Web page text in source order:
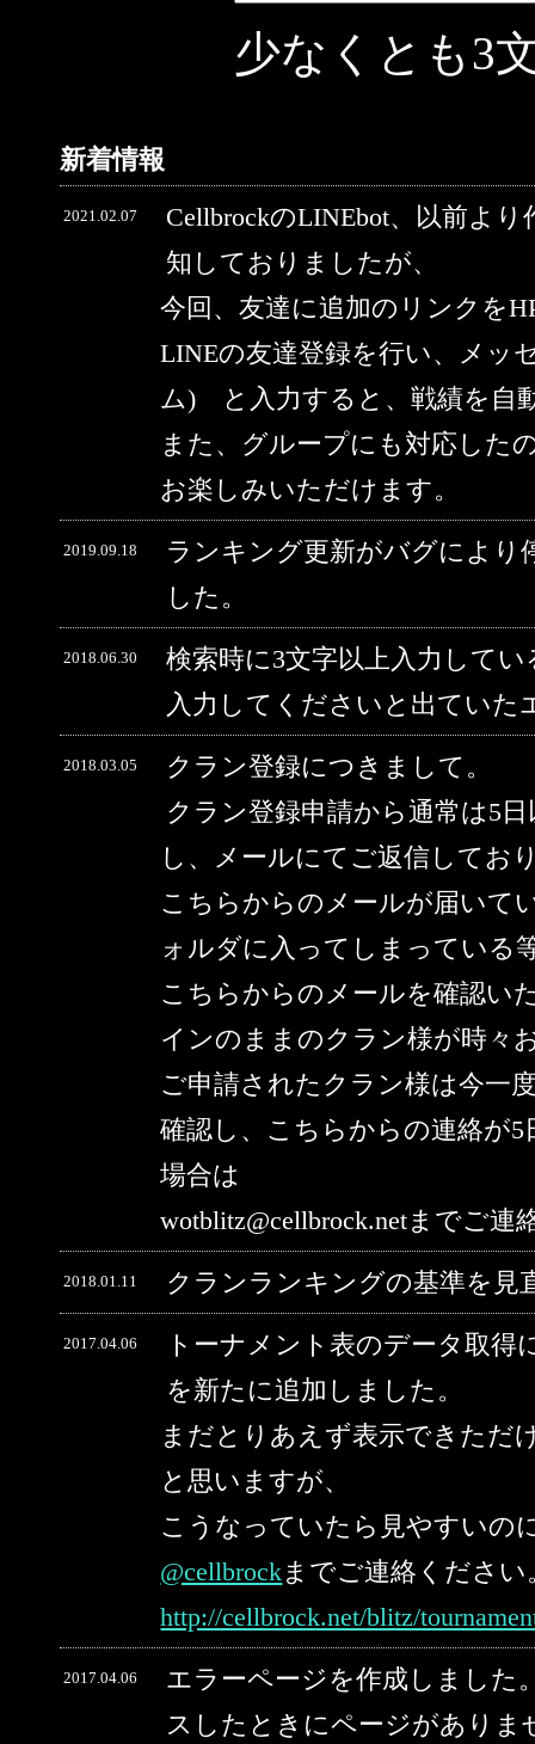
少なくとも3
新着情報
2021.02.07
CellbrockのLINEbot、以前よ
知しておりましたが、
今回、友達に追加のリンクを
LINEの友達登録を行い、メ
ム) と入力すると、戦績を自
また、グループにも対応した
お楽しみいただけます。
2019.09.18
ランキング更新がバグにより
した。
2018.06.30
検索時に3文字以上入力して
入力してくださいと出ていた
2018.03.05
クラン登録につきまして。
クラン登録申請から通常は5
し、メールにてご返信してお
こちらからのメールが届いて
ォルダに入ってしまっている
こちらからのメールを確認い
インのままのクラン様が時々
ご申請されたクラン様は今一
確認し、こちらからの連絡が
場合は
wotblitz@cellbrock.netまでご連
2018.01.11 クランランキングの基準を見
2017.04.06
トーナメント表のデータ取
を新たに追加しました。
まだとりあえず表示できただ
と思いますが、
こうなっていたら見やすいの
@cellbrockまでご連絡ください
http://cellbrock.net/blitz/
2017.04.06
エラーページを作成しました
スしたときにページがありま